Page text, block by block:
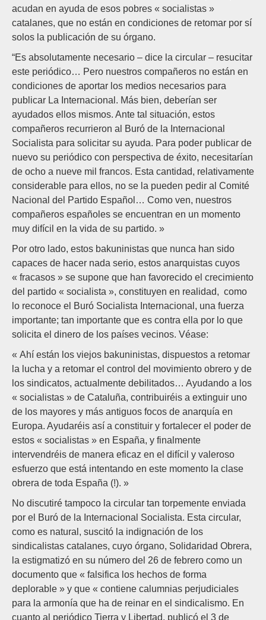
acudan en ayuda de esos pobres « socialistas »
catalanes, que no están en condiciones de retomar por sí
solos la publicación de su órgano.
“Es absolutamente necesario – dice la circular – resucitar
este periódico… Pero nuestros compañeros no están en
condiciones de aportar los medios necesarios para
publicar La Internacional. Más bien, deberían ser
ayudados ellos mismos. Ante tal situación, estos
compañeros recurrieron al Buró de la Internacional
Socialista para solicitar su ayuda. Para poder publicar de
nuevo su periódico con perspectiva de éxito, necesitarían
de ocho a nueve mil francos. Esta cantidad, relativamente
considerable para ellos, no se la pueden pedir al Comité
Nacional del Partido Español… Como ven, nuestros
compañeros españoles se encuentran en un momento
muy difícil en la vida de su partido. »
Por otro lado, estos bakuninistas que nunca han sido
capaces de hacer nada serio, estos anarquistas cuyos
« fracasos » se supone que han favorecido el crecimiento
del partido « socialista », constituyen en realidad, como
lo reconoce el Buró Socialista Internacional, una fuerza
importante; tan importante que es contra ella por lo que
solicita el dinero de los países vecinos. Véase:
« Ahí están los viejos bakuninistas, dispuestos a retomar
la lucha y a retomar el control del movimiento obrero y de
los sindicatos, actualmente debilitados… Ayudando a los
« socialistas » de Cataluña, contribuiréis a extinguir uno
de los mayores y más antiguos focos de anarquía en
Europa. Ayudaréis así a constituir y fortalecer el poder de
estos « socialistas » en España, y finalmente
intervendréis de manera eficaz en el difícil y valeroso
esfuerzo que está intentando en este momento la clase
obrera de toda España (!). »
No discutiré tampoco la circular tan torpemente enviada
por el Buró de la Internacional Socialista. Esta circular,
como es natural, suscitó la indignación de los
sindicalistas catalanes, cuyo órgano, Solidaridad Obrera,
la estigmatizó en su número del 26 de febrero como un
documento que « falsifica los hechos de forma
deplorable » y que « contiene calumnias perjudiciales
para la armonía que ha de reinar en el sindicalismo. En
cuanto al periódico Tierra y Libertad, publicó el 3 de